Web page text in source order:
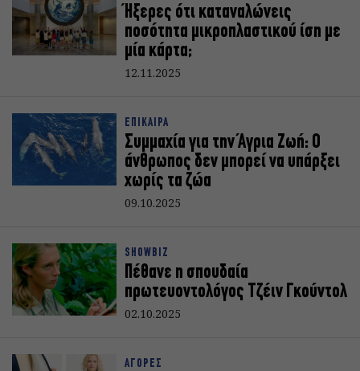
Ήξερες ότι καταναλώνεις
ποσότητα μικροπλαστικού ίση με
μία κάρτα;
12.11.2025
ΕΠΙΚΑΙΡΑ
Συμμαχία για την Άγρια Ζωή: Ο
άνθρωπος δεν μπορεί να υπάρξει
χωρίς τα ζώα
09.10.2025
SHOWBIZ
Πέθανε η σπουδαία
πρωτευοντολόγος Τζέιν Γκούντολ
02.10.2025
ΑΓΟΡΕΣ